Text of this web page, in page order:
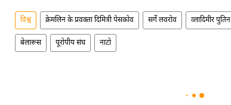
विश्व क्रेमलिन के प्रवक्ता दिमित्री पेसकोव सर्गे लवरोव व्लादिमीर पुतिन
बेलारूस यूरोपीय संघ नाटो